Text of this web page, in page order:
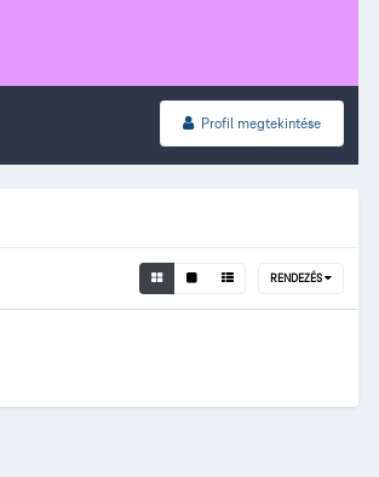
Profil megtekintése
RENDEZÉS